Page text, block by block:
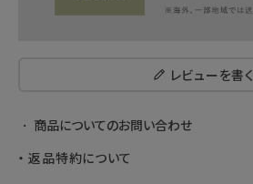
レビューを書く
商品についてのお問い合わせ
返品特約について